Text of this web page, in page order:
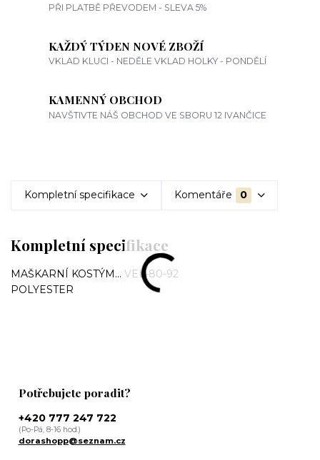
PŘI PLATBĚ PŘEVODEM - SLEVA 5%
KAŽDÝ TÝDEN NOVÉ ZBOŽÍ
VKLAD KLUCI - NEDĚLE VKLAD HOLKY - PONDĚLÍ
KAMENNÝ OBCHOD
NAVŠTIVTE NÁŠ OBCHOD VE SBORU 12 IVANČICE
Kompletní specifikace Komentáře 0
Kompletní specifikace
MAŠKARNÍ KOSTÝM... VEL-80-92
POLYESTER
Potřebujete poradit?
+420 777 247 722
(Po-Pá, 8-16 hod.)
dorashopp@seznam.cz